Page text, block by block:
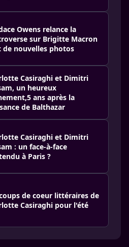
Owens relance la
sur Brigitte Macron
de nouvelles photos
Casiraghi et Dimitri
un heureux
ans après la
de Balthazar
Casiraghi et Dimitri
: un face-à-face
à Paris ?
de coeur littéraires de
Casiraghi pour l'été